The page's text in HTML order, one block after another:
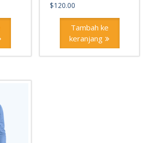
$120.00
Tambah ke
keranjang